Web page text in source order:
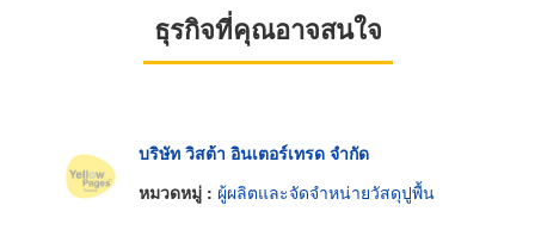
ธุรกิจที่คุณอาจสนใจ
บริษัท วิสต้า อินเตอร์เทรด จำกัด
หมวดหมู่ : ผู้ผลิตและจัดจำหน่ายวัสดุปูพื้น